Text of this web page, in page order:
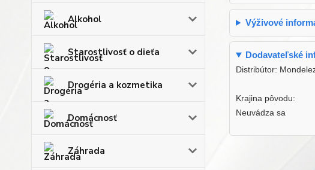
Alkohol
Starostlivosť o dieťa
Drogéria a kozmetika
Domácnosť
Záhrada
Výživové
Dodavateľské
Distribútor:
Krajina pôvodu:
Neuvádza sa